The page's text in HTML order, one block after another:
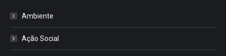
Ambiente
Ação Social